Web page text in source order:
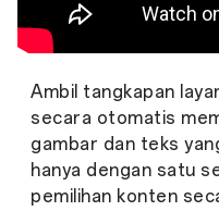
Ambil tangkapan
secara otomatis
gambar dan teks
hanya dengan satu
pemilihan konten